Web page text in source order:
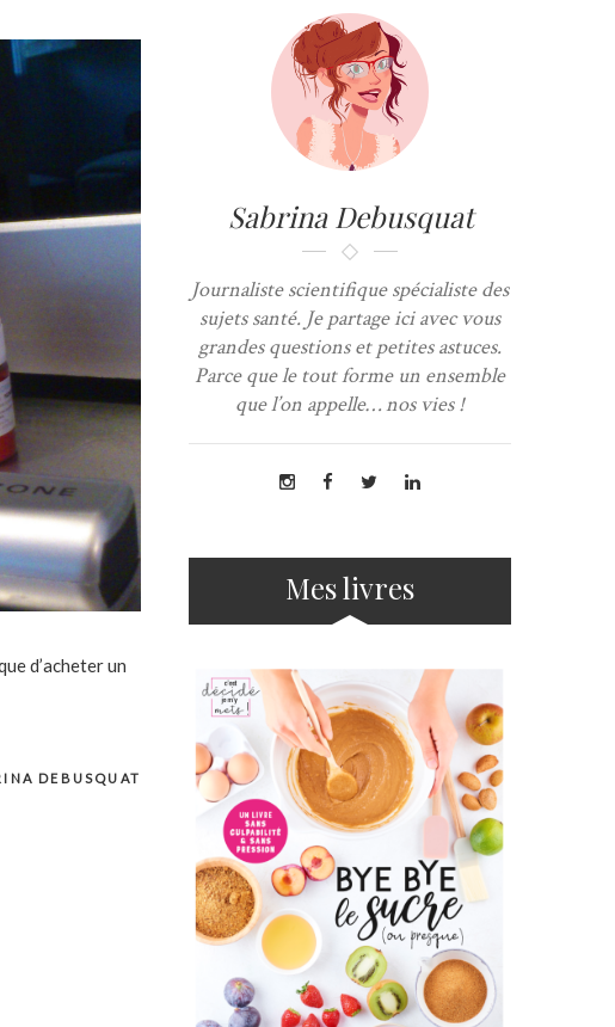
d’acheter un
DEBUSQUAT
Sabrina Debusquat
Journaliste scientifique spécialiste des
sujets santé. Je partage ici avec vous
grandes questions et petites astuces.
Parce que le tout forme un ensemble
que l’on appelle… nos vies !
Mes livres